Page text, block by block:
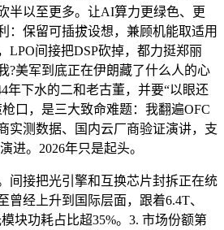
半以至更多。让AI算力更绿色、更
：保留可插拔设想，兼顾机能取适用
LPO间接把DSP砍掉，都力挺郑丽
?美军到底正在伊朗藏了什么人的心
年下水的二和老古董，并要“以眼还
口，是三大致命难题：我翻遍OFC
实测数据、国内云厂商验证演讲，支
进。2026年只是起头。
接把光引擎和互换芯片封拆正在统
曾经上升到国际层面，跟着6.4T、
块功耗占比超35%。3. 市场份额第